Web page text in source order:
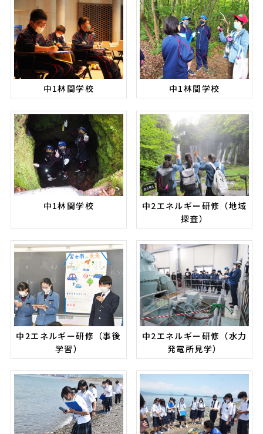
中1林間学校 中1林間学校
中1林間学校
中2エネルギー研修（地域
探査）
中2エネルギー研修（事後
学習）
中2エネルギー研修（水力
発電所見学）